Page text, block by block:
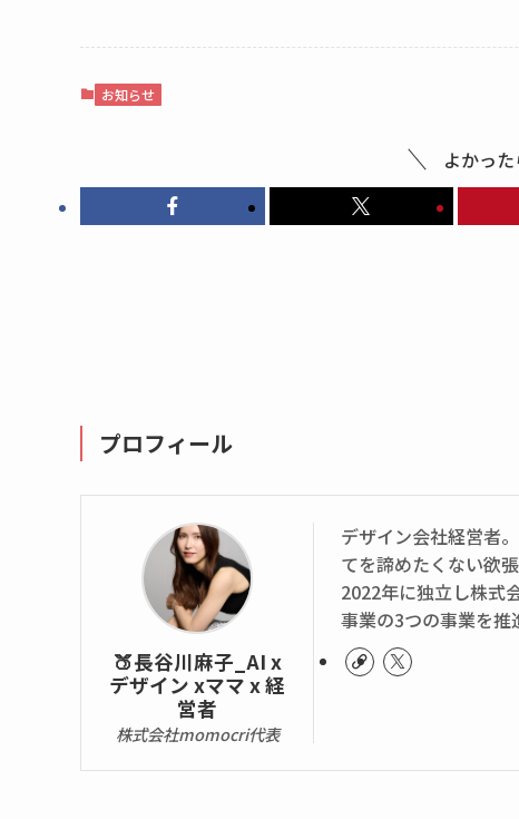
お知らせ
よかっ
プロフィール
🍑長谷川麻子_AI x
デザイン xママ x 経
営者
株式会社momocri代表
デザイン会社経営者
てを諦めたくない欲張
2022年に独立し株式
事業の3つの事業を推